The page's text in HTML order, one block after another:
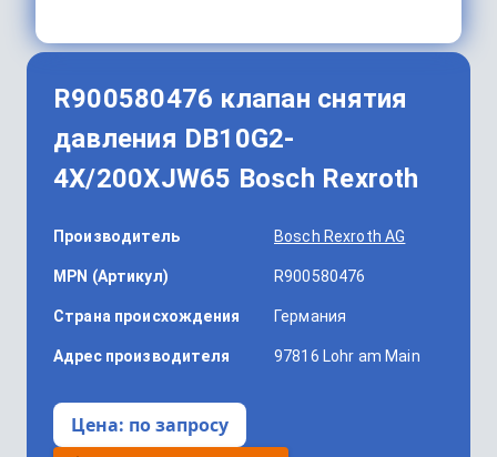
R900580476 клапан снятия
давления DB10G2-
4X/200XJW65 Bosch Rexroth
Производитель Bosch Rexroth AG
MPN (Артикул) R900580476
Страна происхождения Германия
Адрес производителя 97816 Lohr am Main
Цена: по запросу